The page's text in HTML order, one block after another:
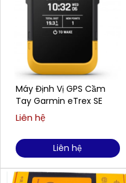
Máy Định Vị GPS Cầm
Tay Garmin eTrex SE
Liên hệ
Liên hệ